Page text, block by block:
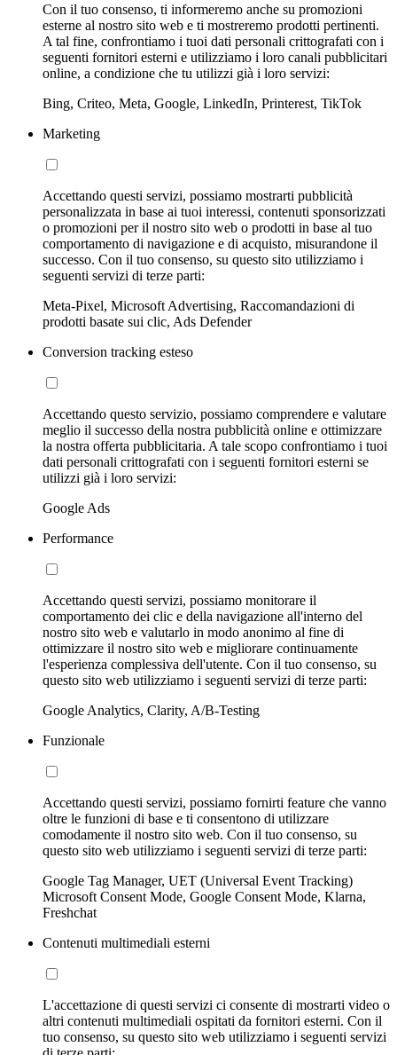
Con il tuo consenso, ti informeremo anche su promozioni
esterne al nostro sito web e ti mostreremo prodotti pertinenti.
A tal fine, confrontiamo i tuoi dati personali crittografati con i
seguenti fornitori esterni e utilizziamo i loro canali pubblicitari
online, a condizione che tu utilizzi già i loro servizi:
Bing, Criteo, Meta, Google, LinkedIn, Printerest, TikTok
Marketing
Accettando questi servizi, possiamo mostrarti pubblicità
personalizzata in base ai tuoi interessi, contenuti sponsorizzati
o promozioni per il nostro sito web o prodotti in base al tuo
comportamento di navigazione e di acquisto, misurandone il
successo. Con il tuo consenso, su questo sito utilizziamo i
seguenti servizi di terze parti:
Meta-Pixel, Microsoft Advertising, Raccomandazioni di
prodotti basate sui clic, Ads Defender
Conversion tracking esteso
Accettando questo servizio, possiamo comprendere e valutare
meglio il successo della nostra pubblicità online e ottimizzare
la nostra offerta pubblicitaria. A tale scopo confrontiamo i tuoi
dati personali crittografati con i seguenti fornitori esterni se
utilizzi già i loro servizi:
Google Ads
Performance
Accettando questi servizi, possiamo monitorare il
comportamento dei clic e della navigazione all'interno del
nostro sito web e valutarlo in modo anonimo al fine di
ottimizzare il nostro sito web e migliorare continuamente
l'esperienza complessiva dell'utente. Con il tuo consenso, su
questo sito web utilizziamo i seguenti servizi di terze parti:
Google Analytics, Clarity, A/B-Testing
Funzionale
Accettando questi servizi, possiamo fornirti feature che vanno
oltre le funzioni di base e ti consentono di utilizzare
comodamente il nostro sito web. Con il tuo consenso, su
questo sito web utilizziamo i seguenti servizi di terze parti:
Google Tag Manager, UET (Universal Event Tracking)
Microsoft Consent Mode, Google Consent Mode, Klarna,
Freshchat
Contenuti multimediali esterni
L'accettazione di questi servizi ci consente di mostrarti video o
altri contenuti multimediali ospitati da fornitori esterni. Con il
tuo consenso, su questo sito web utilizziamo i seguenti servizi